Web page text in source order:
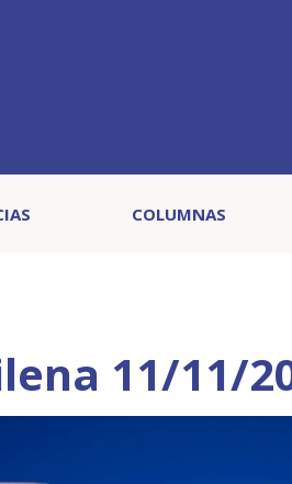
COLUMNAS
11/11/